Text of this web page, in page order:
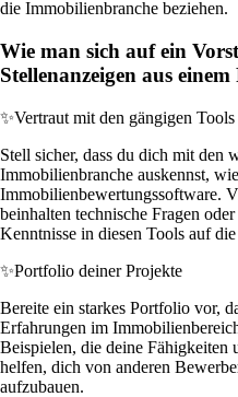
die Immobilienbranche beziehen.
Wie man sich auf ein
Stellenanzeigen aus
✨Vertraut mit den gängigen Tools
Stell sicher, dass du dich mit den
Immobilienbranche auskennst,
Immobilienbewertungssoftware.
beinhalten technische Fragen
Kenntnisse in diesen Tools auf
✨Portfolio deiner Projekte
Bereite ein starkes Portfolio vor,
Erfahrungen im
Beispielen, die deine
helfen, dich von anderen
aufzubauen.